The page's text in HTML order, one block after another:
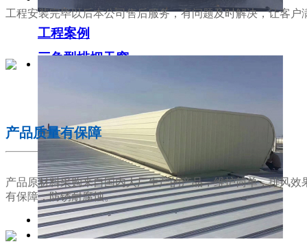
三角型排烟天窗
工程案例
工程安装完毕以后本公司售后服务，有问题及时解决，让客户
产品质量有保障
产品原材料采购来自国内大厂生产的产品，维护简单，排风效
有保障，防锈耐腐蚀。